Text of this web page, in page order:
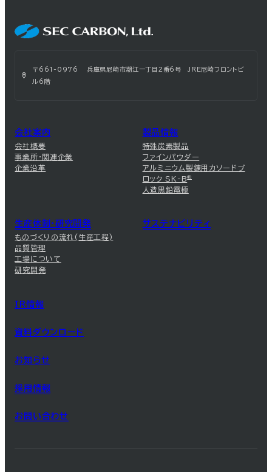
〒661-0976 兵庫県尼崎市潮江一丁目2番6号 JRE尼崎フロントビ
ル6階
会社案内
会社概要
事業所・関連企業
企業沿革
製品情報
特殊炭素製品
ファインパウダー
アルミニウム製錬用カソードブ
ロック SK-B®
人造黒鉛電極
生産体制・研究開発
ものづくりの流れ(生産工程)
品質管理
工場について
研究開発
サステナビリティ
IR情報
資料ダウンロード
お知らせ
採用情報
お問い合わせ